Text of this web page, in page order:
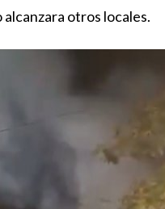
otros locales.